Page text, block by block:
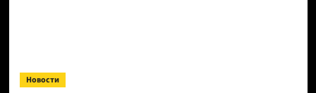
Новости